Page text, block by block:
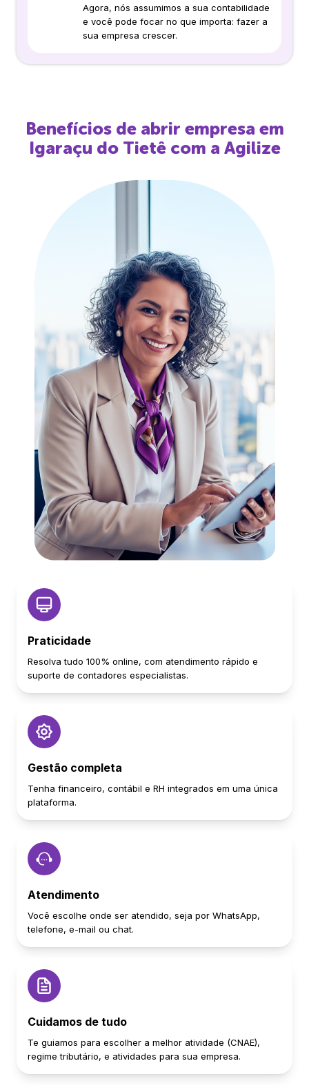
Agora, nós assumimos a sua contabilidade
e você pode focar no que importa: fazer a
sua empresa crescer.
Benefícios de abrir empresa em
Igaraçu do Tietêcom a Agilize
Praticidade
Resolva tudo 100% online, com atendimento rápido e
suporte de contadores especialistas.
Gestão completa
Tenha financeiro, contábil e RH integrados em uma única
plataforma.
Atendimento
Você escolhe onde ser atendido, seja por WhatsApp,
telefone, e-mail ou chat.
Cuidamos de tudo
Te guiamos para escolher a melhor atividade (CNAE),
regime tributário, e atividades para sua empresa.